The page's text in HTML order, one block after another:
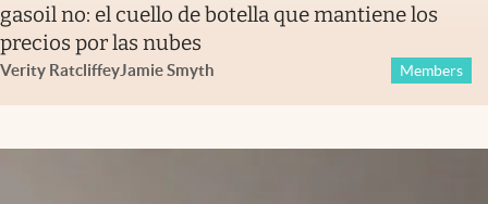
gasoil no: el cuello de botella que mantiene los
precios por las nubes
Verity RatcliffeyJamie Smyth Members